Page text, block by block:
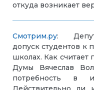
откуда возникает
Смотрим.ру:
допуск студентов к
школах. Как считает
Думы Вячеслав
потребность в